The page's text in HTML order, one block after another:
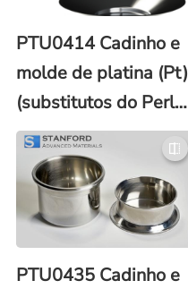
PTU0414 Cadinho e
molde de platina (Pt)
(substitutos do Perl-
X®)
PTU0435 Cadinho e